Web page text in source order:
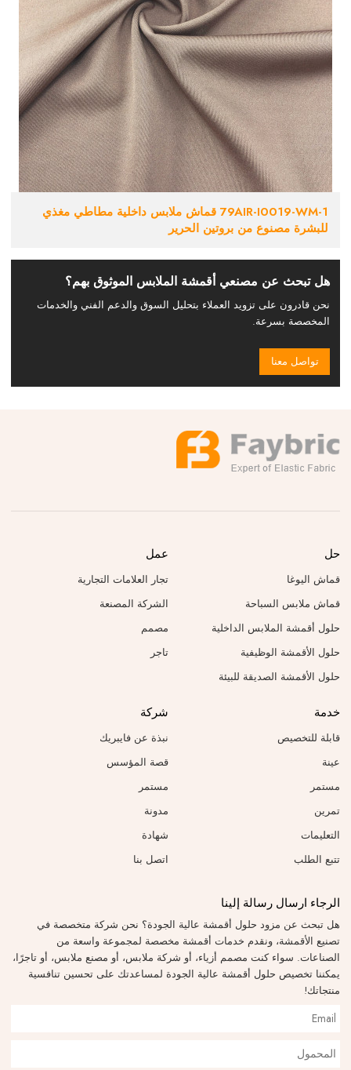
79AIR-I0019-WM-1 قماش ملابس داخلية مطاطي مغذي
للبشرة مصنوع من بروتين الحرير
هل تبحث عن مصنعي أقمشة الملابس الموثوق بهم؟
نحن قادرون على تزويد العملاء بتحليل السوق والدعم الفني والخدمات
المخصصة بسرعة.
تواصل معنا
حل
قماش اليوغا
قماش ملابس السباحة
حلول أقمشة الملابس الداخلية
حلول الأقمشة الوظيفية
حلول الأقمشة الصديقة للبيئة
عمل
تجار العلامات التجارية
الشركة المصنعة
مصمم
تاجر
خدمة
قابلة للتخصيص
عينة
مستمر
تمرين
التعليمات
تتبع الطلب
شركة
نبذة عن فايبريك
قصة المؤسس
مستمر
مدونة
شهادة
اتصل بنا
الرجاء ارسال رسالة إلينا
هل تبحث عن مزود حلول أقمشة عالية الجودة؟ نحن شركة متخصصة في
تصنيع الأقمشة، ونقدم خدمات أقمشة مخصصة لمجموعة واسعة من
الصناعات. سواء كنت مصمم أزياء، أو شركة ملابس، أو مصنع ملابس، أو تاجرًا،
يمكننا تخصيص حلول أقمشة عالية الجودة لمساعدتك على تحسين تنافسية
منتجاتك!